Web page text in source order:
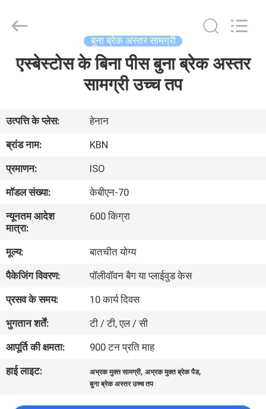
घर
हमारे
बारे
कारखाना
गुणवत्ता
नियंत्रण
संपर्क
करें
बुना ब्रेक अस्तर सामग्री
एस्बेस्टोस के बिना पीस बुना ब्रेक अस्तर
सामग्री उच्च तप
उत्पत्ति के प्लेस:
हेनान
ब्रांड नाम:
KBN
प्रमाणन:
ISO
मॉडल संख्या:
केबीएन-70
न्यूनतम आदेश
मात्रा:
600 किग्रा
मूल्य:
बातचीत योग्य
पैकेजिंग विवरण:
पॉलीवॉवन बैग या प्लाईवुड केस
प्रसव के समय:
10 कार्य दिवस
भुगतान शर्तें:
टी / टी, एल / सी
आपूर्ति की क्षमता:
900 टन प्रति माह
हाई लाइट:
अभ्रक मुक्त सामग्री,अभ्रक मुक्त ब्रेक पैड,
बुना ब्रेक अस्तर उच्च तप